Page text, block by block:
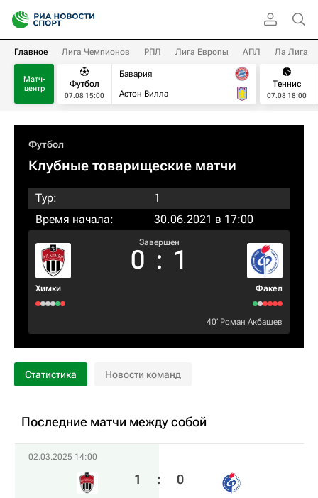
Главное Лига Чемпионов РПЛ Лига Европы АПЛ Ла Лига
Матч-
центр
Футбол
07.08 15:00
Бавария
Астон Вилла
Теннис
07.08 18:00
Футбол
Клубные товарищеские матчи
Тур:
1
Время начала:
30.06.2021 в 17:00
Химки
Завершен
0 : 1
Факел
40‎’‎ Роман Акбашев
Статистика Новости команд
Последние матчи между собой
02.03.2025 14:00
1 : 0